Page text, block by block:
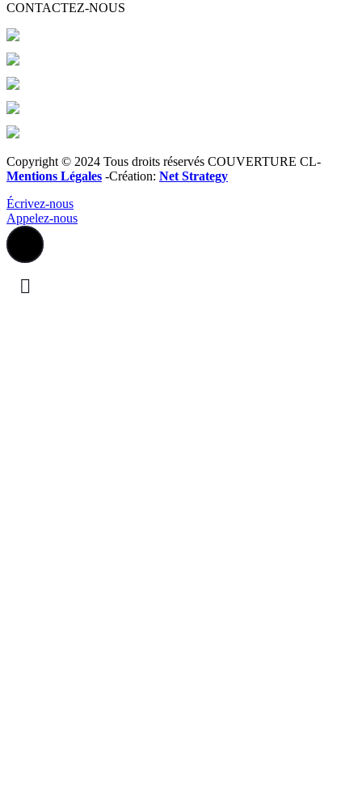
CONTACTEZ-NOUS
Copyright © 2024 Tous droits réservés COUVERTURE CL-
Mentions Légales -Création: Net Strategy
Écrivez-nous
Appelez-nous